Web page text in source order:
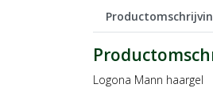
Logona Mann haargel